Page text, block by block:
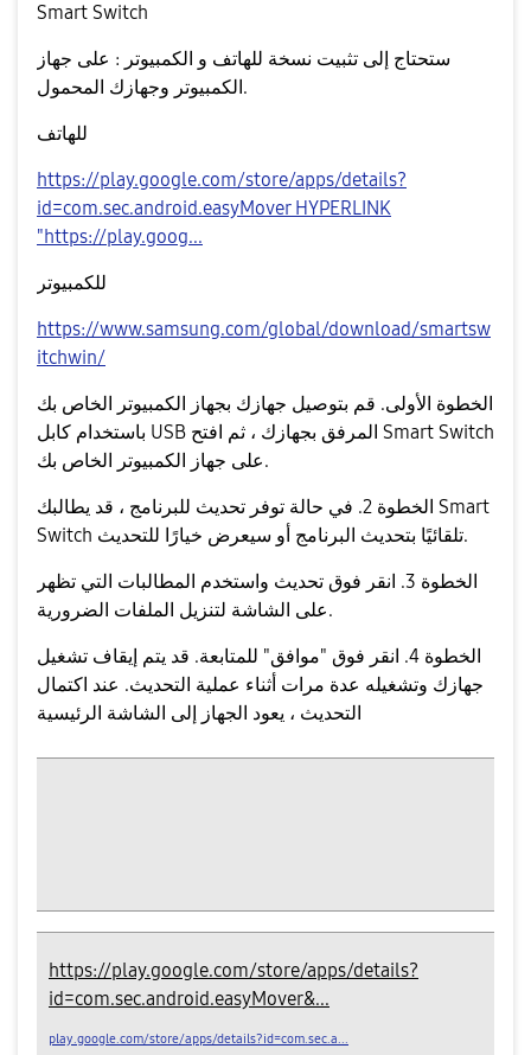
Smart Switch
ستحتاج إلى تثبيت نسخة للهاتف و الكمبيوتر : على جهاز
الكمبيوتر وجهازك المحمول.
للهاتف
https://play.google.com/store/apps/details?
id=com.sec.android.easyMover HYPERLINK
"https://play.goog...
للكمبيوتر
https://www.samsung.com/global/download/smartsw
itchwin/
الخطوة الأولى. قم بتوصيل جهازك بجهاز الكمبيوتر الخاص بك
باستخدام كابل USB المرفق بجهازك ، ثم افتح Smart Switch
على جهاز الكمبيوتر الخاص بك.
الخطوة 2. في حالة توفر تحديث للبرنامج ، قد يطالبك Smart
Switch تلقائيًا بتحديث البرنامج أو سيعرض خيارًا للتحديث.
الخطوة 3. انقر فوق تحديث واستخدم المطالبات التي تظهر
على الشاشة لتنزيل الملفات الضرورية.
الخطوة 4. انقر فوق "موافق" للمتابعة. قد يتم إيقاف تشغيل
جهازك وتشغيله عدة مرات أثناء عملية التحديث. عند اكتمال
التحديث ، يعود الجهاز إلى الشاشة الرئيسية
https://play.google.com/store/apps/details?
id=com.sec.android.easyMover&...
play.google.com/store/apps/details?id=com.sec.a...